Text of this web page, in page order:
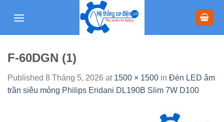
F-60DGN (1)
Published 8 Tháng 5, 2026 at 1500 × 1500 in Đèn LED âm
trần siêu mỏng Philips Eridani DL190B Slim 7W D100